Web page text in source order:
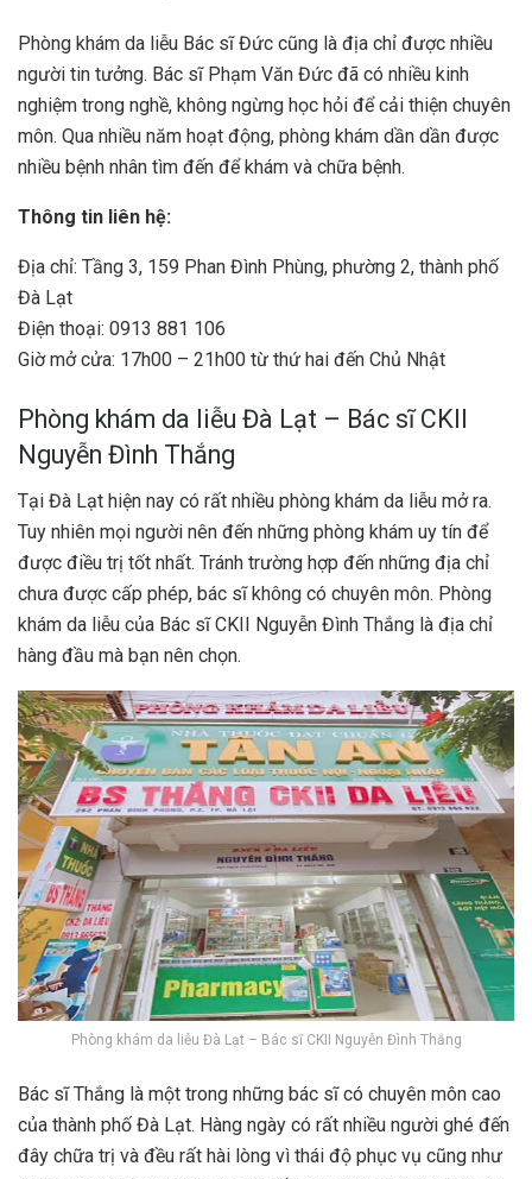
Phòng khám da liễu Bác sĩ Đức cũng là địa chỉ được nhiều
người tin tưởng. Bác sĩ Phạm Văn Đức đã có nhiều kinh
nghiệm trong nghề, không ngừng học hỏi để cải thiện chuyên
môn. Qua nhiều năm hoạt động, phòng khám dần dần được
nhiều bệnh nhân tìm đến để khám và chữa bệnh.
Thông tin liên hệ:
Địa chỉ: Tầng 3, 159 Phan Đình Phùng, phường 2, thành phố
Đà Lạt
Điện thoại: 0913 881 106
Giờ mở cửa: 17h00 – 21h00 từ thứ hai đến Chủ Nhật
Phòng khám da liễu Đà Lạt – Bác sĩ CKII
Nguyễn Đình Thắng
Tại Đà Lạt hiện nay có rất nhiều phòng khám da liễu mở ra.
Tuy nhiên mọi người nên đến những phòng khám uy tín để
được điều trị tốt nhất. Tránh trường hợp đến những địa chỉ
chưa được cấp phép, bác sĩ không có chuyên môn. Phòng
khám da liễu của Bác sĩ CKII Nguyễn Đình Thắng là địa chỉ
hàng đầu mà bạn nên chọn.
Phòng khám da liễu Đà Lạt – Bác sĩ CKII Nguyễn Đình Thắng
Bác sĩ Thắng là một trong những bác sĩ có chuyên môn cao
của thành phố Đà Lạt. Hàng ngày có rất nhiều người ghé đến
đây chữa trị và đều rất hài lòng vì thái độ phục vụ cũng như